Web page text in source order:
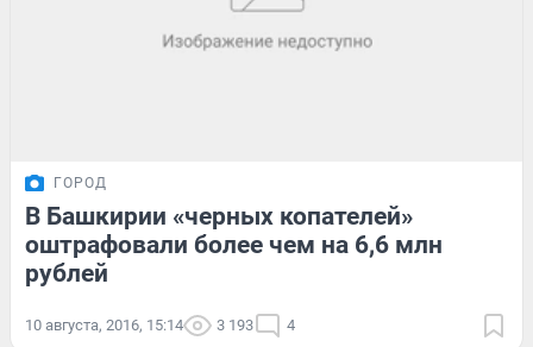
ГОРОД
В Башкирии «черных копателей»
оштрафовали более чем на 6,6 млн
рублей
10 августа, 2016, 15:14 3 193 4